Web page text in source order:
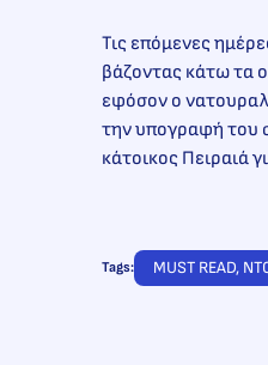
Τις επόμενες
βάζοντας κάτω τα
εφόσον ο
την υπογραφή του
κάτοικος Πειραιά
Tags: MUST READ,